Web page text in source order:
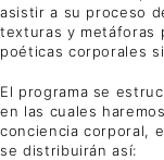
asistir a su proceso
texturas y metáforas
poéticas corporales
El programa se
en las cuales
conciencia corporal,
se distribuirán así: